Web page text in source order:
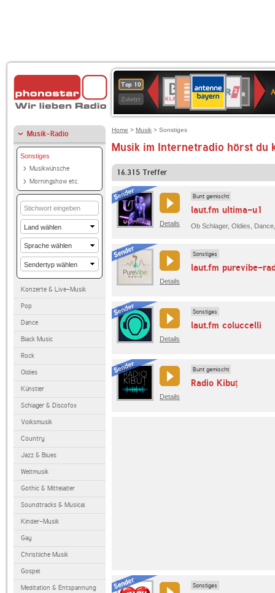
Top 10
Zuletzt
Deutschlandfunk
80er
90er
OLDIE
ANTENNE
SWR3
WDR
4
BR-
KLASSIK
Deutschlandfunk
KulturBAYERN
2
SWR
Kultur
NDR
2
Musik-Radio
Sonstiges
Musikwünsche
Morningshow etc.
Konzerte & Live-Musik
Pop
Dance
Black Music
Rock
Oldies
Künstler
Schlager & Discofox
Volksmusik
Country
Jazz & Blues
Weltmusik
Gothic & Mittelalter
Soundtracks & Musical
Kinder-Musik
Gay
Christliche Musik
Gospel
Meditation & Entspannung
Home > Musik > Sonstiges
Musik im Internetradio hörst du
16.315 Treffer
Details
Bunt gemischt
laut.fm ultima-u1
Details
Sonstiges
laut.fm purevibe-
Details
Sonstiges
laut.fm coluccelli
Details
Bunt gemischt
Radio Kibuț
Sonstiges